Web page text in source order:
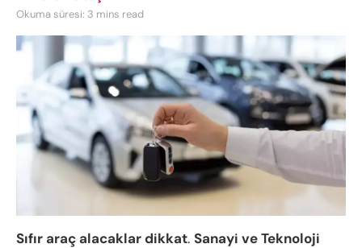
Okuma süresi: 3 mins read
Sıfır araç alacaklar dikkat. Sanayi ve Teknoloji